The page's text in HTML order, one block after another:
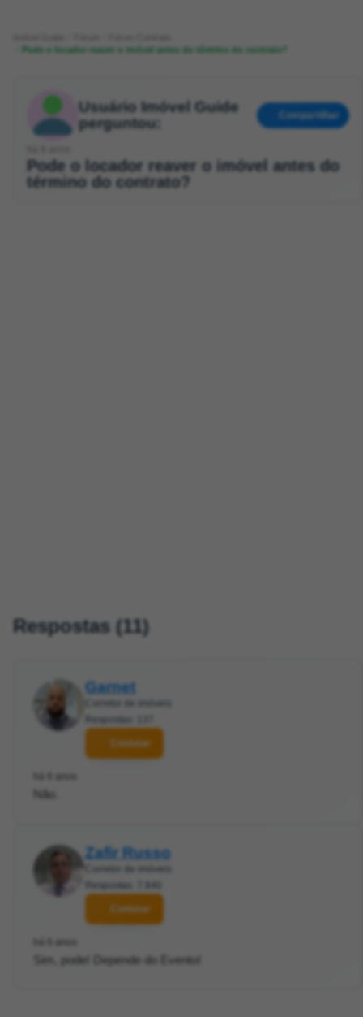
Pode o locador reaver o imóvel antes do término do contrato?
Usuário Imóvel Guide
perguntou:
Compartilhar
Pode o locador reaver o imóvel antes do
término do contrato?
Respostas (11)
Garnet
Corretor de imóveis
Respostas: 137
Contatar
há 6 anos
Não.
Zafir Russo
Corretor de imóveis
Respostas: 7.840
Contatar
há 6 anos
Sim, pode! Depende do Evento!